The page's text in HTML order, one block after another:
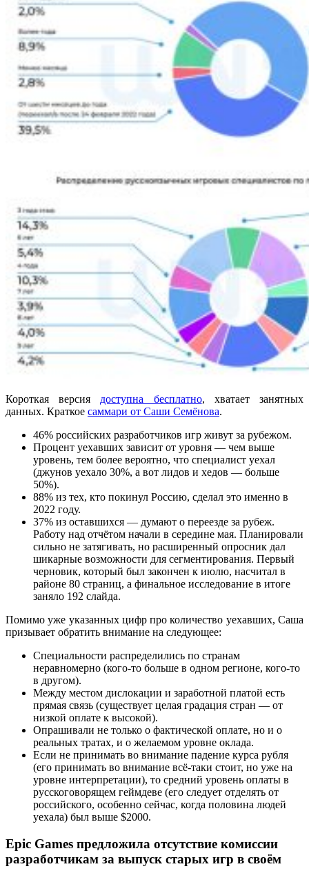
Короткая версия доступна бесплатно, хватает занятных
данных. Краткое саммари от Саши Семёнова.
46% российских разработчиков игр живут за рубежом.
Процент уехавших зависит от уровня — чем выше
уровень, тем более вероятно, что специалист уехал
(джунов уехало 30%, а вот лидов и хедов — больше
50%).
88% из тех, кто покинул Россию, сделал это именно в
2022 году.
37% из оставшихся — думают о переезде за рубеж.
Работу над отчётом начали в середине мая. Планировали
сильно не затягивать, но расширенный опросник дал
шикарные возможности для сегментирования. Первый
черновик, который был закончен к июлю, насчитал в
районе 80 страниц, а финальное исследование в итоге
заняло 192 слайда.
Помимо уже указанных цифр про количество уехавших, Саша
призывает обратить внимание на следующее:
Специальности распределились по странам
неравномерно (кого-то больше в одном регионе, кого-то
в другом).
Между местом дислокации и заработной платой есть
прямая связь (существует целая градация стран — от
низкой оплате к высокой).
Опрашивали не только о фактической оплате, но и о
реальных тратах, и о желаемом уровне оклада.
Если не принимать во внимание падение курса рубля
(его принимать во внимание всё-таки стоит, но уже на
уровне интерпретации), то средний уровень оплаты в
русскоговорящем геймдеве (его следует отделять от
российского, особенно сейчас, когда половина людей
уехала) был выше $2000.
Epic Games предложила отсутствие комиссии
разработчикам за выпуск старых игр в своём